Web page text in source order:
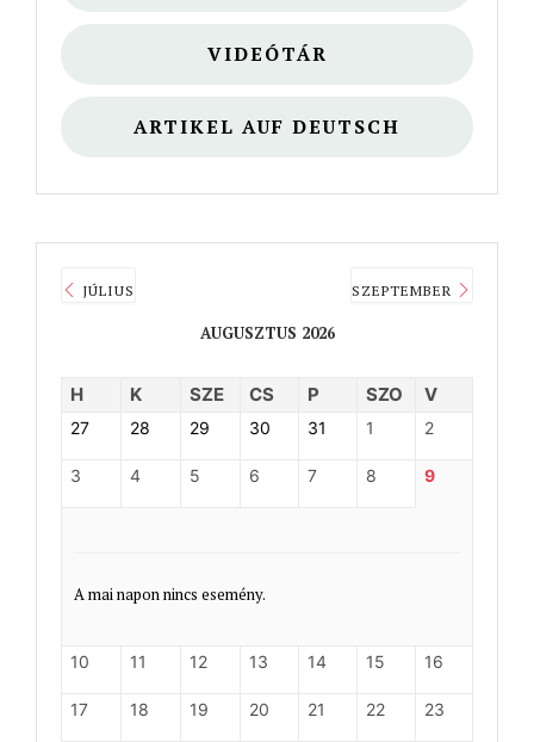
VIDEÓTÁR
ARTIKEL AUF DEUTSCH
JÚLIUS
AUGUSZTUS 2026
SZEPTEMBER
H K SZE CS P SZO V
27 28 29 30 31 1 2
3 4 5 6 7 8 9
A mai napon nincs esemény.
10 11 12 13 14 15 16
17 18 19 20 21 22 23